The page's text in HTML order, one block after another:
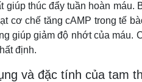
giúp thúc đẩy tuần hoàn
cơ chế tăng cAMP trong tế
giúp giảm độ nhớt của máu.
định.
và đặc tính của tam